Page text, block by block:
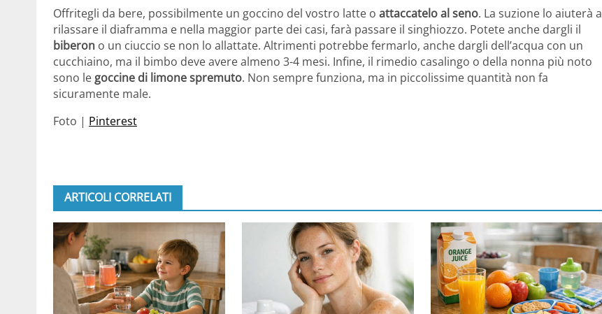
Offritegli da bere, possibilmente un goccino del vostro latte o attaccatelo al seno. La suzione lo aiuterà a
rilassare il diaframma e nella maggior parte dei casi, farà passare il singhiozzo. Potete anche dargli il
biberon o un ciuccio se non lo allattate. Altrimenti potrebbe fermarlo, anche dargli dell’acqua con un
cucchiaino, ma il bimbo deve avere almeno 3-4 mesi. Infine, il rimedio casalingo o della nonna più noto
sono le goccine di limone spremuto. Non sempre funziona, ma in piccolissime quantità non fa
sicuramente male.
Foto | Pinterest
ARTICOLI CORRELATI